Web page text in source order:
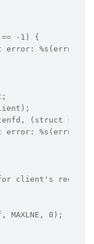
-1) {
error: %s(errno:
(struct
error: %s(errno:
client's
MAXLNE, 0);